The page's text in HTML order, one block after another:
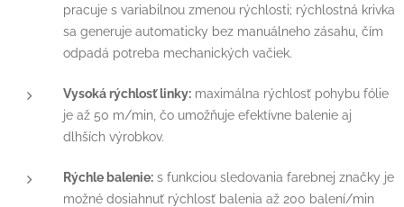
pracuje s variabilnou zmenou rýchlosti; rýchlostná krivka
sa generuje automaticky bez manuálneho zásahu, čím
odpadá potreba mechanických vačiek.
Vysoká rýchlosť linky: maximálna rýchlosť pohybu fólie
je až 50 m/min, čo umožňuje efektívne balenie aj
dlhších výrobkov.
Rýchle balenie: s funkciou sledovania farebnej značky je
možné dosiahnuť rýchlosť balenia až 200 balení/min